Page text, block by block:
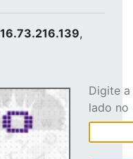
,
Digite
lado no